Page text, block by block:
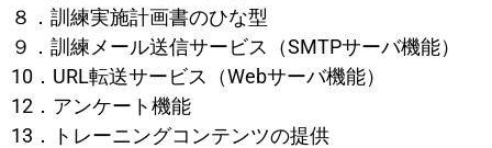
８．訓練実施計画書のひな型
９．訓練メール送信サービス（SMTPサーバ機能）
10．URL転送サービス（Webサーバ機能）
12．アンケート機能
13．トレーニングコンテンツの提供